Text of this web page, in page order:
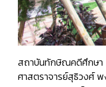
สถาบันทักษิณคดีศึกษา
ศาสตราจารย์สุธิวงศ์